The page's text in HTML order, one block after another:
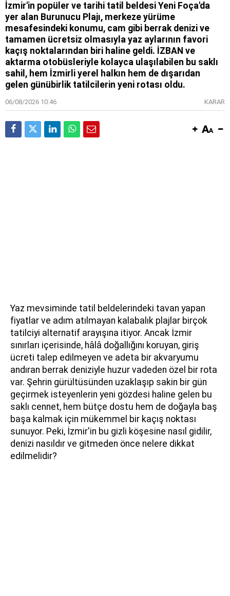
İzmir'in popüler ve tarihi tatil beldesi Yeni Foça'da
yer alan Burunucu Plajı, merkeze yürüme
mesafesindeki konumu, cam gibi berrak denizi ve
tamamen ücretsiz olmasıyla yaz aylarının favori
kaçış noktalarından biri haline geldi. İZBAN ve
aktarma otobüsleriyle kolayca ulaşılabilen bu saklı
sahil, hem İzmirli yerel halkın hem de dışarıdan
gelen günübirlik tatilcilerin yeni rotası oldu.
06/08/2026 10:46 KARAR
Yaz mevsiminde tatil beldelerindeki tavan yapan
fiyatlar ve adım atılmayan kalabalık plajlar birçok
tatilciyi alternatif arayışına itiyor. Ancak İzmir
sınırları içerisinde, hâlâ doğallığını koruyan, giriş
ücreti talep edilmeyen ve adeta bir akvaryumu
andıran berrak deniziyle huzur vadeden özel bir rota
var. Şehrin gürültüsünden uzaklaşıp sakin bir gün
geçirmek isteyenlerin yeni gözdesi haline gelen bu
saklı cennet, hem bütçe dostu hem de doğayla baş
başa kalmak için mükemmel bir kaçış noktası
sunuyor. Peki, İzmir'in bu gizli köşesine nasıl gidilir,
denizi nasıldır ve gitmeden önce nelere dikkat
edilmelidir?